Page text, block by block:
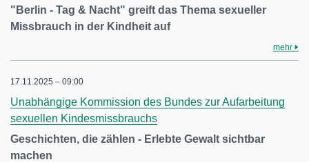
"Berlin - Tag & Nacht" greift das Thema sexueller
Missbrauch in der Kindheit auf
mehr
17.11.2025 – 09:00
Unabhängige Kommission des Bundes zur Aufarbeitung
sexuellen Kindesmissbrauchs
Geschichten, die zählen - Erlebte Gewalt sichtbar
machen